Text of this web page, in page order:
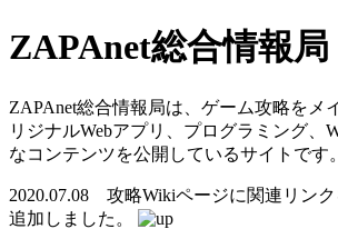
ZAPAnet総合情報局
ZAPAnet総合情報局は、ゲーム攻略をメ
リジナルWebアプリ、プログラミング、
なコンテンツを公開しているサイトです。
2020.07.08 攻略Wikiページに関連リン
追加しました。